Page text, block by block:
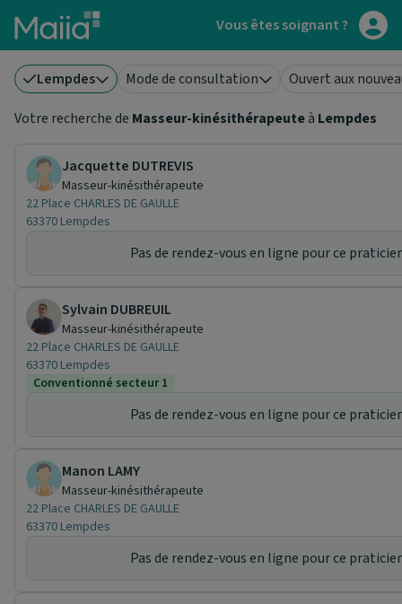
Aller au contenu principal Vous êtes soignant ?
Lempdes Mode de consultation
Ouvert aux
Votre recherche de Masseur-kinésithérapeuteà Lempdes
Jacquette DUTREVIS
Masseur-kinésithérapeute
22 Place CHARLES DE GAULLE
63370 Lempdes
Pas de rendez-vous en ligne pour ce
Sylvain DUBREUIL
Masseur-kinésithérapeute
22 Place CHARLES DE GAULLE
63370 Lempdes
Conventionné secteur 1
Pas de rendez-vous en ligne pour ce
Manon LAMY
Masseur-kinésithérapeute
22 Place CHARLES DE GAULLE
63370 Lempdes
Pas de rendez-vous en ligne pour ce